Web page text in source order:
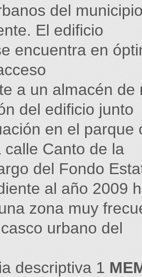
del
El edificio
encuentra en
a un almacén
del edificio junto
en el
calle Canto de la
del Fondo
al año 2009
zona muy
urbano del
descriptiva 1